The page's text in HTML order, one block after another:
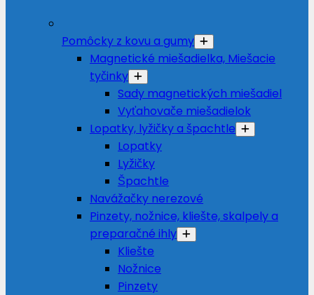
Pomôcky z kovu a gumy
Magnetické miešadielka, Miešacie
tyčinky
Sady magnetických miešadiel
Vyťahovače miešadielok
Lopatky, lyžičky a špachtle
Lopatky
Lyžičky
Špachtle
Navážačky nerezové
Pinzety, nožnice, kliešte, skalpely a
preparačné ihly
Kliešte
Nožnice
Pinzety